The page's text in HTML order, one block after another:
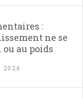
:
ne se
au poids
2026